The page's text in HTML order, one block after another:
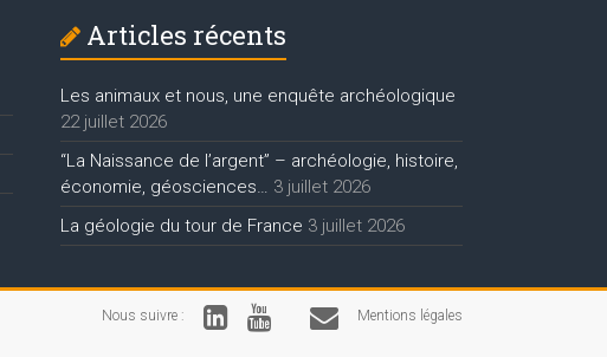
Articles récents
Les animaux et nous, une enquête archéologique
22 juillet 2026
“La Naissance de l’argent” – archéologie, histoire,
économie, géosciences… 3 juillet 2026
La géologie du tour de France 3 juillet 2026
Nous suivre : Mentions légales